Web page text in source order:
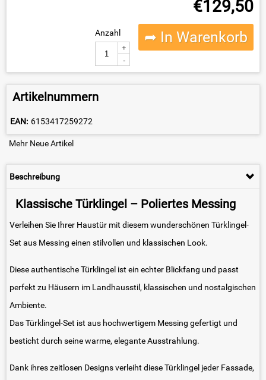
€129,50
Anzahl
+
-
➦ In Warenkorb
Artikelnummern
EAN: 6153417259272
Mehr Neue Artikel
Beschreibung
Klassische Türklingel – Poliertes Messing
Verleihen Sie Ihrer Haustür mit diesem wunderschönen Türklingel-
Set aus Messing einen stilvollen und klassischen Look.
Diese authentische Türklingel ist ein echter Blickfang und passt
perfekt zu Häusern im Landhausstil, klassischen und nostalgischen
Ambiente.
Das Türklingel-Set ist aus hochwertigem Messing gefertigt und
besticht durch seine warme, elegante Ausstrahlung.
Dank ihres zeitlosen Designs verleiht diese Türklingel jeder Fassade,